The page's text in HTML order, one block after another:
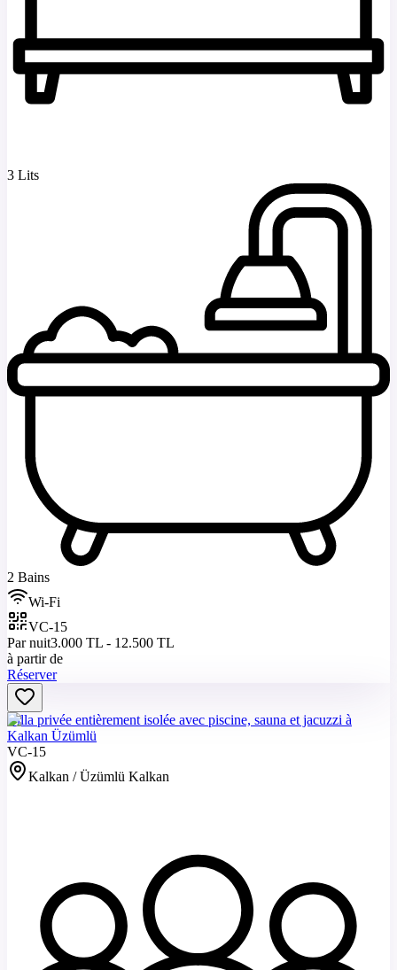
3 Lits
2 Bains
Wi-Fi
VC-15
Par nuit3.000 TL - 12.500 TL
à partir de
Réserver
Villa privée entièrement isolée avec piscine, sauna et jacuzzi à
Kalkan Üzümlü
VC-15
Kalkan / Üzümlü Kalkan